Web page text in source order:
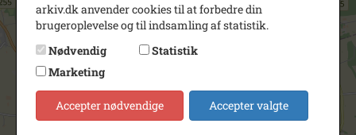
arkiv.dk anvender cookies til at forbedre din
brugeroplevelse og til indsamling af statistik.
Nødvendig
Statistik
Marketing
Accepter nødvendige Accepter valgte